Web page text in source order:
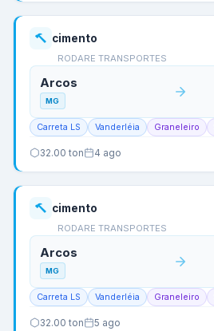
cimento
RODARE TRANSPORTES
Arcos
MG
Carreta LS Vanderléia Graneleiro
32.00 ton 4 ago
cimento
RODARE TRANSPORTES
Arcos
MG
Carreta LS Vanderléia Graneleiro
32.00 ton 5 ago